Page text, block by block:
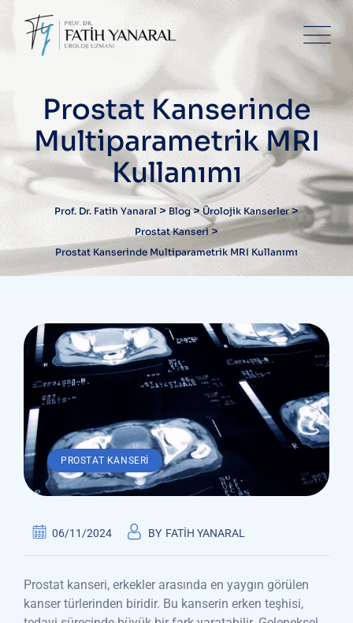
content
Prostat Kanserinde
Multiparametrik MRI
Kullanımı
Prof. Dr. Fatih Yanaral > Blog> Ürolojik Kanserler>
Prostat Kanseri >
Prostat Kanserinde Multiparametrik MRI Kullanımı
PROSTAT KANSERI
06/11/2024 BY FATIH YANARAL
Prostat kanseri, erkekler arasında en yaygın görülen
kanser türlerinden biridir. Bu kanserin erken teşhisi,